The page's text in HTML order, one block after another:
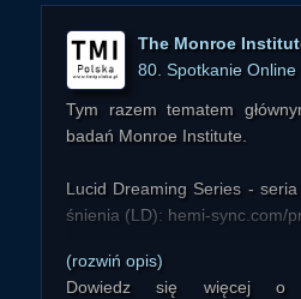
The Monroe
80. Spotkanie
Tym razem tematem
badań Monroe Institute.
Lucid Dreaming Series -
śnienia (LD): hemi-sync.com/
Strona internetowa polskiej
(rozwiń opis)
Dowiedz się więcej